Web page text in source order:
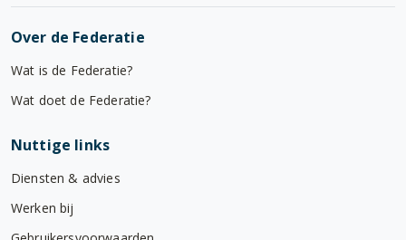
Over de Federatie
Wat is de Federatie?
Wat doet de Federatie?
Nuttige links
Diensten & advies
Werken bij